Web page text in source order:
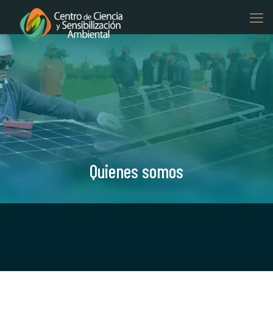
Quienes somos